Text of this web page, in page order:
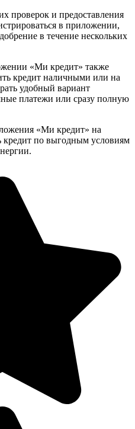
проверок и предоставления
в приложении,
в течение нескольких
«Ми кредит» также
кредит наличными или на
удобный вариант
платежи или сразу полную
«Ми кредит» на
по выгодным условиям